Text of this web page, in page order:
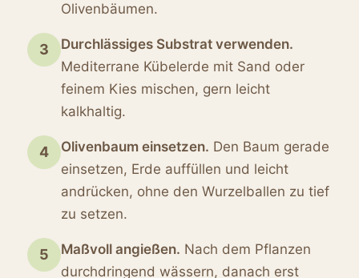
Olivenbäumen.
3
Durchlässiges Substrat verwenden.
Mediterrane Kübelerde mit Sand oder
feinem Kies mischen, gern leicht
kalkhaltig.
4 Olivenbaum einsetzen. Den Baum gerade
einsetzen, Erde auffüllen und leicht
andrücken, ohne den Wurzelballen zu tief
zu setzen.
5 Maßvoll angießen. Nach dem Pflanzen
durchdringend wässern, danach erst